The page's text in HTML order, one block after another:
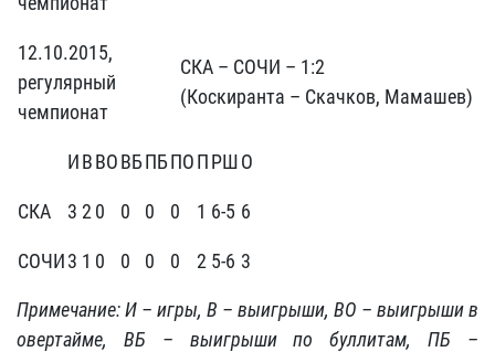
12.10.2015,
регулярный
чемпионат
СКА – СОЧИ – 1:2
(Коскиранта – Скачков, Мамашев)
ИВВОВБПБПОПРШО
СКА 3 2 0 0 0 0 1 6-5 6
СОЧИ3 1 0 0 0 0 2 5-6 3
Примечание: И – игры, В – выигрыши, ВО – выигрыши в
овертайме, ВБ – выигрыши по буллитам, ПБ –